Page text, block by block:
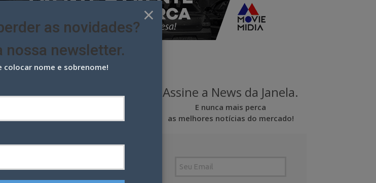
the agency
LinkedIn Pinterest
Assine a News da Janela.
E nunca mais perca
as melhores notícias do mercado!
×
as novidades?
nossa newsletter.
colocar nome e sobrenome!